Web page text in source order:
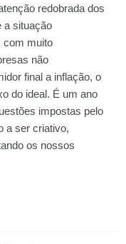
redobrada dos
a situação
com muito
não
final a inflação, o
do ideal. É um ano
impostas pelo
a ser criativo,
os nossos